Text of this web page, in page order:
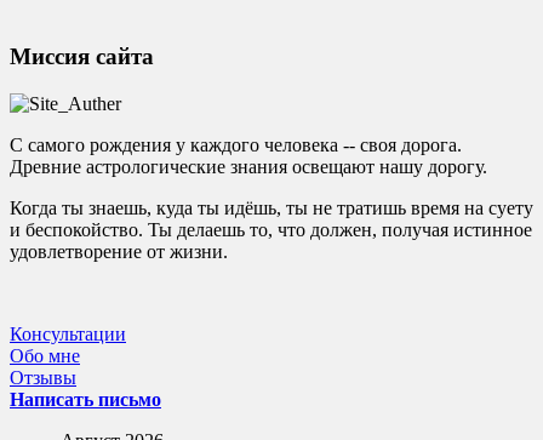
Миссия сайта
С самого рождения у каждого человека -- своя дорога.
Древние астрологические знания освещают нашу дорогу.
Когда ты знаешь, куда ты идёшь, ты не тратишь время на суету
и беспокойство. Ты делаешь то, что должен, получая истинное
удовлетворение от жизни.
Консультации
Обо мне
Отзывы
Написать письмо